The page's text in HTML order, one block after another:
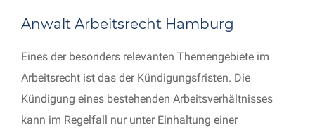
Anwalt Arbeitsrecht Hamburg
Eines der besonders relevanten Themengebiete im
Arbeitsrecht ist das der Kündigungsfristen. Die
Kündigung eines bestehenden Arbeitsverhältnisses
kann im Regelfall nur unter Einhaltung einer